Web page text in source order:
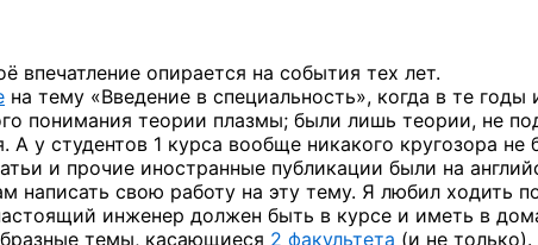
впечатление опирается на события тех лет.
на тему «Введение в специальность», когда в те годы
понимания теории плазмы; были лишь теории, не
у студентов 1 курса вообще никакого кругозора не
и прочие иностранные публикации были на
написать свою работу на эту тему. Я любил ходить
инженер должен быть в курсе и иметь в
темы, касающиеся 2 факультета (и не